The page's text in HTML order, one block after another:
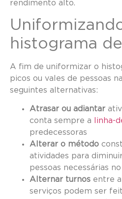
rendimento alto.
histograma
A fim de uniformizar o
picos ou vales de pessoas
seguintes alternativas:
Atrasar ou adiantar
conta sempre a
linha-
predecessoras
Alterar o método
atividades para
pessoas necessárias
Alternar turnos entre
serviços podem ser